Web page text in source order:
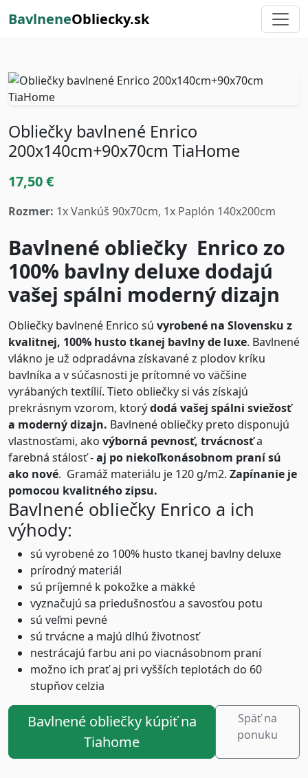
BavlneneObliecky.sk
Obliečky bavlnené Enrico
200x140cm+90x70cm TiaHome
17,50 €
Rozmer: 1x Vankúš 90x70cm, 1x Paplón 140x200cm
Bavlnené obliečky Enrico zo
100% bavlny deluxe dodajú
vašej spálni moderný dizajn
Obliečky bavlnené Enrico sú vyrobené na Slovensku z
kvalitnej, 100% husto tkanej bavlny de luxe. Bavlnené
vlákno je už odpradávna získavané z plodov kríku
bavlníka a v súčasnosti je prítomné vo väčšine
vyrábaných textílií. Tieto obliečky si vás získajú
prekrásnym vzorom, ktorýdodá vašej spálni sviežosť
a moderný dizajn. Bavlnené obliečky preto disponujú
vlastnosťami, ako výborná pevnosť, trvácnosťa
farebná stálosť -aj po niekoľkonásobnom praní sú
ako nové. Gramáž materiálu je 120 g/m2. Zapínanie je
pomocou kvalitného zipsu.
Bavlnené obliečky Enrico a ich
výhody:
sú vyrobené zo 100% husto tkanej bavlny deluxe
prírodný materiál
sú príjemné k pokožke a mäkké
vyznačujú sa priedušnosťou a savosťou potu
sú veľmi pevné
sú trvácne a majú dlhú životnosť
nestrácajú farbu ani po viacnásobnom praní
možno ich prať aj pri vyšších teplotách do 60
stupňov celzia
Bavlnené obliečky kúpiť na
Tiahome
Späť na
ponuku